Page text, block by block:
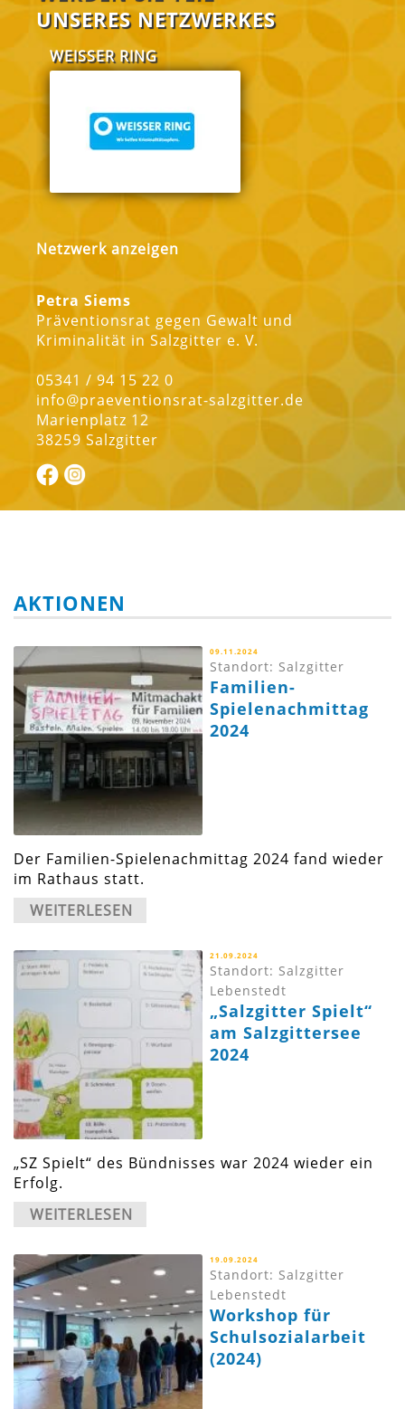
UNSERES NETZWERKES
WEISSER RING FABI
Netzwerk anzeigen
Petra Siems
Präventionsrat gegen Gewalt und
Kriminalität in Salzgitter e. V.
05341 / 94 15 22 0
info@praeventionsrat-salzgitter.de
Marienplatz 12
38259 Salzgitter
AKTIONEN
09.11.2024
Standort: Salzgitter
Familien-
Spielenachmittag
2024
Der Familien-Spielenachmittag 2024 fand wieder
im Rathaus statt.
WEITERLESEN
21.09.2024
Standort: Salzgitter
Lebenstedt
„Salzgitter Spielt“
am Salzgittersee
2024
„SZ Spielt“ des Bündnisses war 2024 wieder ein
Erfolg.
WEITERLESEN
19.09.2024
Standort: Salzgitter
Lebenstedt
Workshop für
Schulsozialarbeit
(2024)